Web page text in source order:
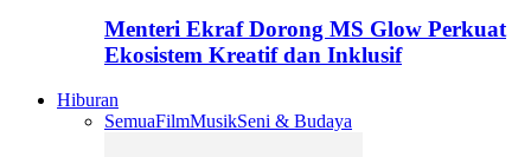
Menteri Ekraf Dorong MS Glow Perkuat
Ekosistem Kreatif dan Inklusif
Hiburan
SemuaFilmMusikSeni & Budaya